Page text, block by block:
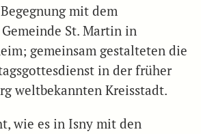
mit dem
St. Martin in
gemeinsam gestalteten die
in der früher
weltbekannten Kreisstadt.
wie es in Isny mit den